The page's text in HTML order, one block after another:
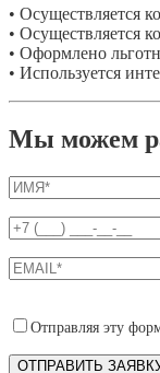
• Осуществляется
• Осуществляется
• Оформлено
• Используется
Мы можем
Отправляя эту